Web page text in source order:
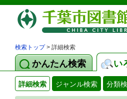
検索トップ> 詳細検索
かんたん検索 い
詳細検索 ジャンル検索 分類